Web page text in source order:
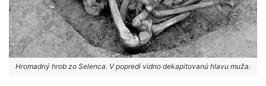
Hromadný hrob zo Selenca. V popredí vidno dekapitovanú hlavu muža.